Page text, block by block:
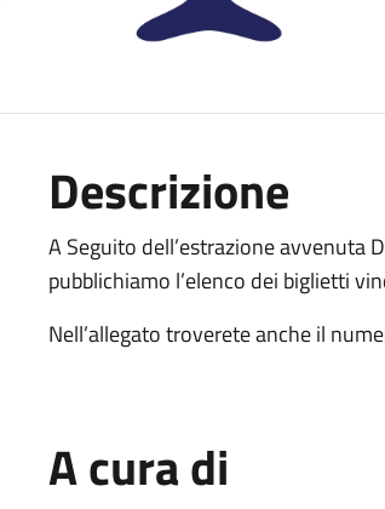
Descrizione
A Seguito dell’estrazione avvenuta
pubblichiamo l’elenco dei biglietti
Nell’allegato troverete anche il
A cura di